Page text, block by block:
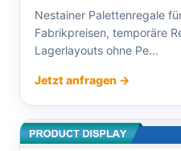
Nestainer Palettenregale
Fabrikpreisen, temporäre
Lagerlayouts ohne Pe...
Jetzt anfragen →